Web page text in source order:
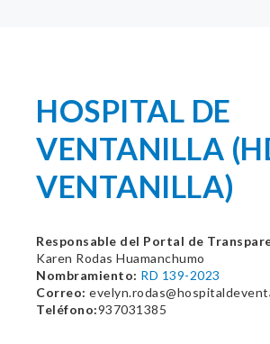
HOSPITAL DE
VENTANILLA
VENTANILLA)
Responsable del Portal de
Karen Rodas Huamanchumo
Nombramiento: RD 139-2023
Correo:
Teléfono:937031385